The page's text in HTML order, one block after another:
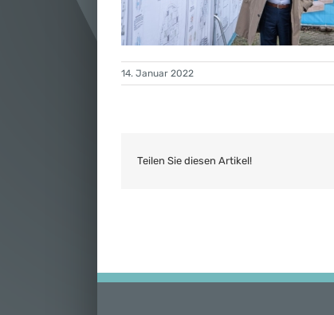
14. Januar 2022
Teilen Sie diesen Artikel!